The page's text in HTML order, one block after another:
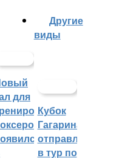
для
Другие
виды
Кубок
Гагарина
отправляется
в тур по